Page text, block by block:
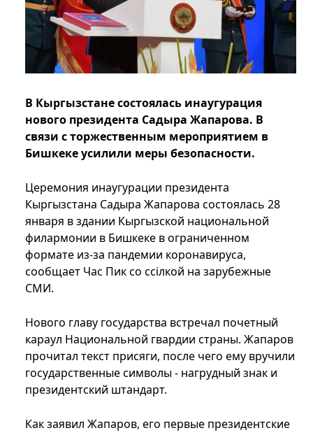
В Кыргызстане состоялась инаугурация
нового президента Садыра Жапарова. В
связи с торжественным мероприятием в
Бишкеке усилили меры безопасности.
Церемония инаугурации президента
Кыргызстана Садыра Жапарова состоялась 28
января в здании Кыргызской национальной
филармонии в Бишкеке в ограниченном
формате из-за пандемии коронавируса,
сообщает Час Пик со ссілкой на зарубежные
СМИ.
Нового главу государства встречал почетный
караул Национальной гвардии страны. Жапаров
прочитал текст присяги, после чего ему вручили
государственные символы - нагрудный знак и
президентский штандарт.
Как заявил Жапаров, его первые президентские